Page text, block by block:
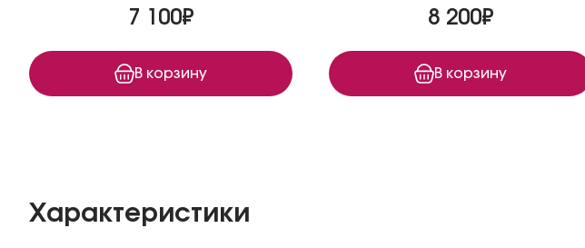
7 100₽
В корзину
8 200₽
В корзину
Характеристики